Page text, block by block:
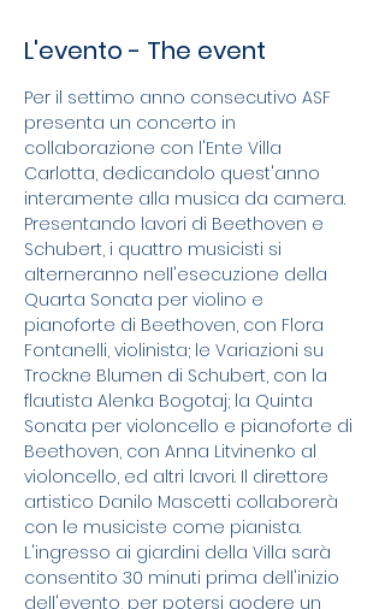
L'evento - The event
Per il settimo anno consecutivo ASF
presenta un concerto in
collaborazione con l'Ente Villa
Carlotta, dedicandolo quest'anno
interamente alla musica da camera.
Presentando lavori di Beethoven e
Schubert, i quattro musicisti si
alterneranno nell'esecuzione della
Quarta Sonata per violino e
pianoforte di Beethoven, con Flora
Fontanelli, violinista; le Variazioni su
Trockne Blumen di Schubert, con la
flautista Alenka Bogotaj; la Quinta
Sonata per violoncello e pianoforte di
Beethoven, con Anna Litvinenko al
violoncello, ed altri lavori. Il direttore
artistico Danilo Mascetti collaborerà
con le musiciste come pianista.
L'ingresso ai giardini della Villa sarà
consentito 30 minuti prima dell'inizio
dell'evento, per potersi godere un